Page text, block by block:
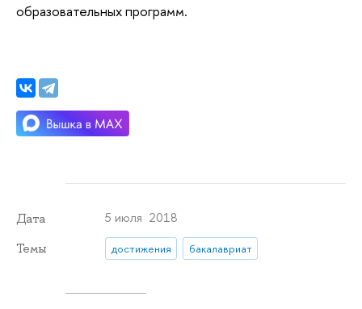
образовательных программ.
Дата 5 июля 2018
Темы достижения бакалавриат